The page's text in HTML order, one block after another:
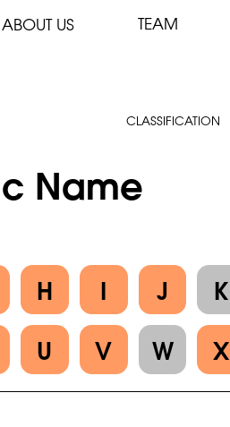
ABOUT US TEAM
CLASSIFICATION
Name
H I J K
U V W X